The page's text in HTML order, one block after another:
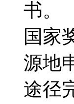
书。
国家
源地
途径